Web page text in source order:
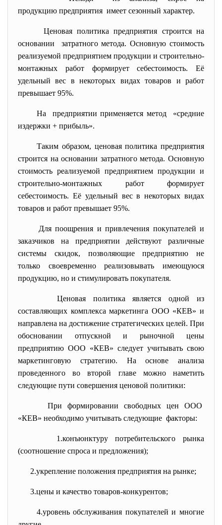
продукцию предприятия имеет сезонный характер.
Ценовая политика предприятия строится на
основании затратного метода. Основную стоимость
реализуемой предприятием продукции и строительно-
монтажных работ формирует себестоимость. Её
удельный вес в некоторых видах товаров и работ
превышает 95%.
На предприятии применяется метод «средние
издержки + прибыль».
Таким образом, ценовая политика предприятия
строится на основании затратного метода. Основную
стоимость реализуемой предприятием продукции и
строительно-монтажных работ формирует
себестоимость. Её удельный вес в некоторых видах
товаров и работ превышает 95%.
Для поощрения и привлечения покупателей и
заказчиков на предприятии действуют различные
системы скидок, позволяющие предприятию не
только своевременно реализовывать имеющуюся
продукцию, но и стимулировать покупателя.
Ценовая политика является одной из
составляющих комплекса маркетинга ООО «КЕВ» и
направлена на достижение стратегических целей. При
обосновании отпускной и рыночной цены
предприятию ООО «КЕВ» следует учитывать свою
маркетинговую стратегию. На основе анализа
проведенного во второй главе можно наметить
следующие пути совершения ценовой политики:
При формировании свободных цен ООО
«КЕВ» необходимо учитывать следующие факторы:
1.конъюнктуру потребительского рынка
(соотношение спроса и предложения);
2.укрепление положения предприятия на рынке;
3.цены и качество товаров-конкурентов;
4.уровень обслуживания покупателей и многие